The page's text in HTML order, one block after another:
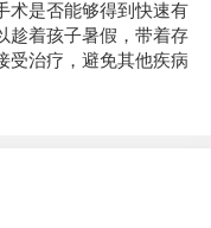
术是否能够得到快速有
趁着孩子暑假，带着存
受治疗，避免其他疾病